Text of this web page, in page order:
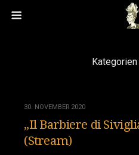
Kategorien
30. NOVEMBER 2020
„Il Barbiere di
(Stream)